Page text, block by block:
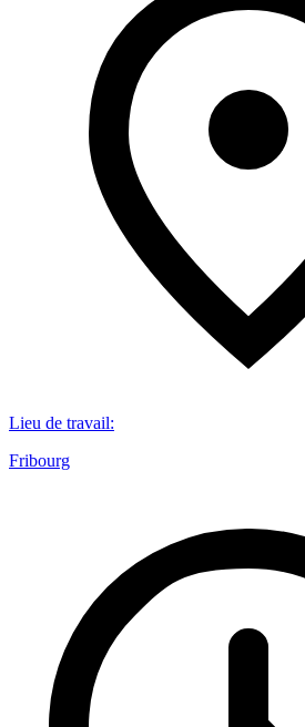
Lieu de travail:
Fribourg